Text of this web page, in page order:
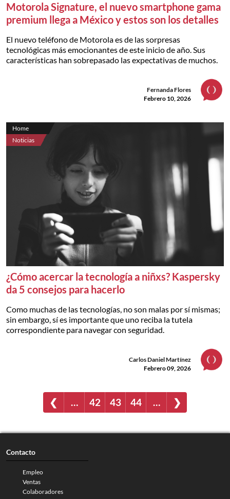
Motorola Signature, el nuevo smartphone gama
premium llega a México y estos son los detalles
El nuevo teléfono de Motorola es de las sorpresas
tecnológicas más emocionantes de este inicio de año. Sus
características han sobrepasado las expectativas de muchos.
Fernanda Flores
Febrero 10, 2026
Home
Noticias
¿Cómo acercar la tecnología a niñxs? Kaspersky
da 5 consejos para hacerlo
Como muchas de las tecnologías, no son malas por sí mismas;
sin embargo, sí es importante que uno reciba la tutela
correspondiente para navegar con seguridad.
Carlos Daniel Martínez
Febrero 09, 2026
❮ … 42 43 44 … ❯
Contacto
Empleo
Ventas
Colaboradores